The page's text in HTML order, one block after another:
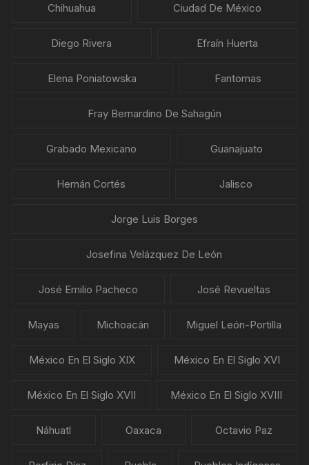
Chihuahua Ciudad De México
Diego Rivera Efraín Huerta
Elena Poniatowska Fantomas
Fray Bernardino De Sahagún
Grabado Mexicano Guanajuato
Hernán Cortés Jalisco
Jorge Luis Borges
Josefina Velázquez De León
José Emilio Pacheco José Revueltas
Mayas Michoacán Miguel León-Portilla
México En El Siglo XIX México En El Siglo XVI
México En El Siglo XVII México En El Siglo XVIII
Náhuatl Oaxaca Octavio Paz